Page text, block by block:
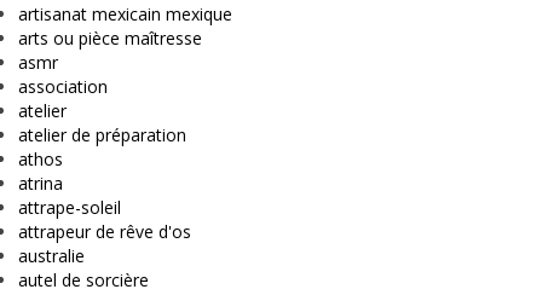
artisanat mexicain mexique
arts ou pièce maîtresse
asmr
association
atelier
atelier de préparation
athos
atrina
attrape-soleil
attrapeur de rêve d'os
australie
autel de sorcière